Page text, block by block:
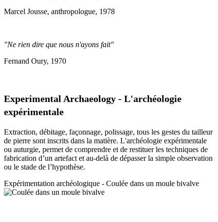
Marcel Jousse, anthropologue, 1978
"Ne rien dire que nous n'ayons fait"
Fernand Oury, 1970
Experimental Archaeology - L'archéologie
expérimentale
Extraction, débitage, façonnage, polissage, tous les gestes du tailleur
de pierre sont inscrits dans la matière. L'archéologie expérimentale
ou auturgie, permet de comprendre et de restituer les techniques de
fabrication d’un artefact et au-delà de dépasser la simple observation
ou le stade de l’hypothèse.
Expérimentation archéologique - Coulée dans un moule bivalve